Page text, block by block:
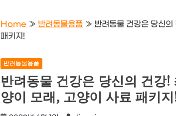
Home » 반려동물용품 » 반려동물 건강은 당신
패키지!
반려동물용품
반려동물 건강은 당신의 건강
양이 모래, 고양이 사료 패키